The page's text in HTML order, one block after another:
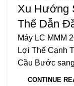
Xu Hướng
Thế Dẫn
Máy LC MMM
Lợi Thế Cạnh
Cầu Bước
CONTINUE